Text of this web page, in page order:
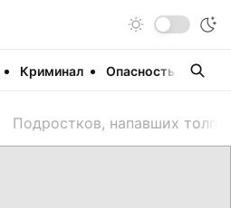
Криминал Опасность
Подростков, напавших